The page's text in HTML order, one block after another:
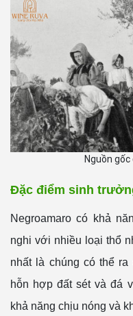
Nguồn
Đặc điểm sinh
Negroamaro có khả
nghi với nhiều loại thổ
nhất là chúng có thể
hỗn hợp đất sét và đá
khả năng chịu nóng và